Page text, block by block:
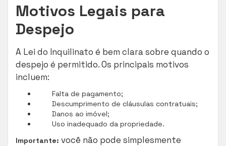
Motivos Legais para
Despejo
A Lei do Inquilinato é bem clara sobre quando o
despejo é permitido. Os principais motivos
incluem:
Falta de pagamento;
Descumprimento de cláusulas contratuais;
Danos ao imóvel;
Uso inadequado da propriedade.
Importante: você não pode simplesmente